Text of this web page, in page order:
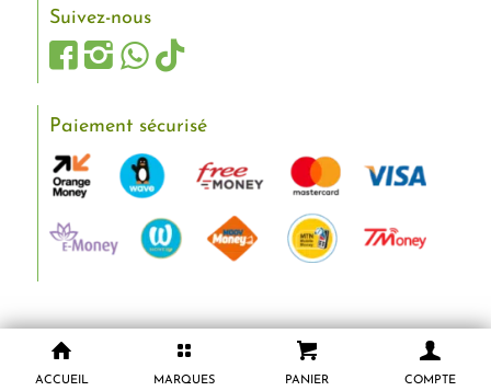
ACCUEIL MARQUES PANIER COMPTE
Suivez-nous
Paiement sécurisé